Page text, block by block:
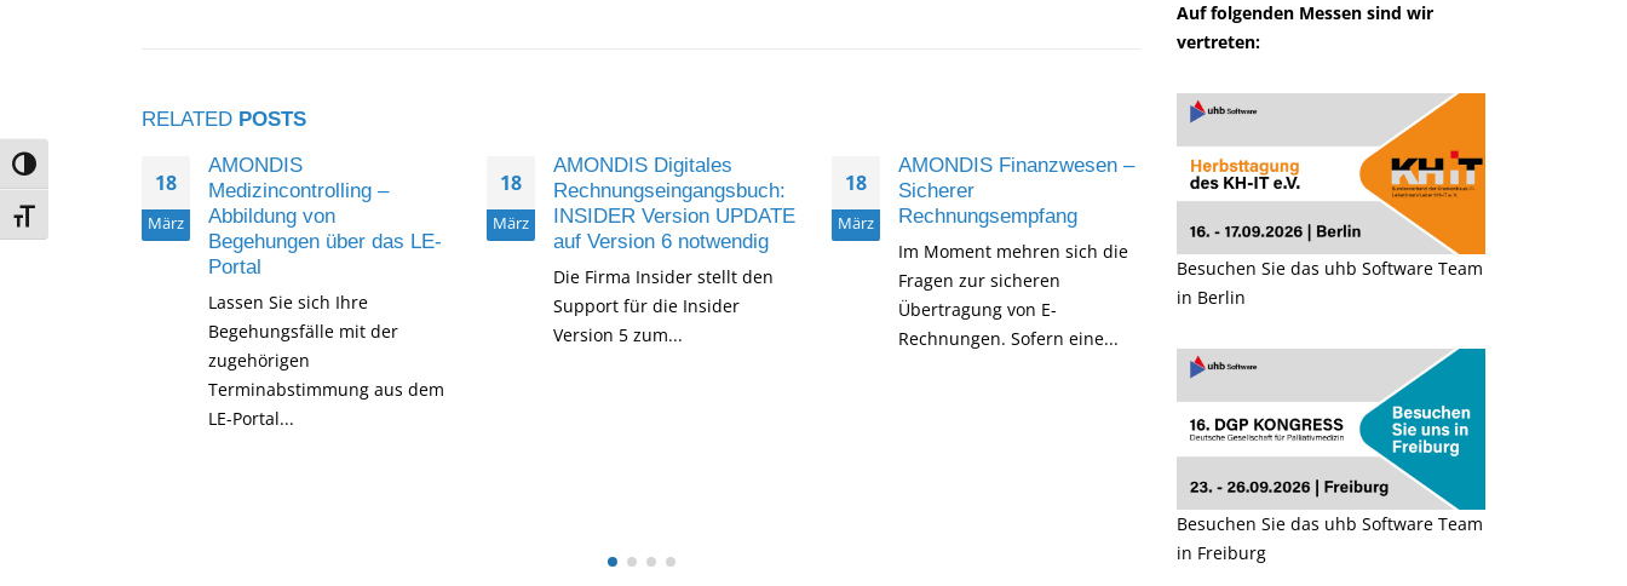
Umschalten auf hohe Kontraste
Schrift vergrößern
RELATED POSTS
im
18
März
AMONDIS
Medizincontrolling –
Abbildung von
Begehungen über das LE-
Portal
Lassen Sie sich Ihre
Begehungsfälle mit der
zugehörigen
Terminabstimmung aus dem
LE-Portal...
18
März
AMONDIS Digitales
Rechnungseingangsbuch:
INSIDER Version UPDATE
auf Version 6 notwendig
Die Firma Insider stellt den
Support für die Insider
Version 5 zum...
18
März
AMONDIS Finanzwesen –
Sicherer
Rechnungsempfang
Im Moment mehren sich die
Fragen zur sicheren
Übertragung von E-
Rechnungen. Sofern eine...
17
März
Neuerungen im AMONDIS
Beschaffungswesen im
Rahmen der AMONDIS
Version 10.10
Im Rahmen der neuen
AMONDIS Version 10.10
in Ihrem...
Read More
Auf folgenden Messen sind wir
vertreten:
Besuchen Sie das uhb Software Team
in Berlin
Besuchen Sie das uhb Software Team
in Freiburg